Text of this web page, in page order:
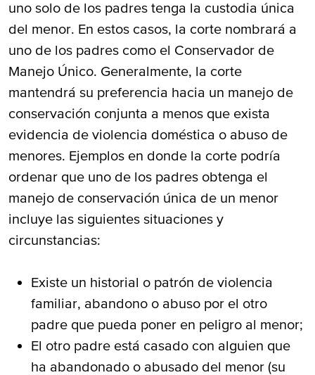
uno solo de los padres tenga la custodia única
del menor. En estos casos, la corte nombrará a
uno de los padres como el Conservador de
Manejo Único. Generalmente, la corte
mantendrá su preferencia hacia un manejo de
conservación conjunta a menos que exista
evidencia de violencia doméstica o abuso de
menores. Ejemplos en donde la corte podría
ordenar que uno de los padres obtenga el
manejo de conservación única de un menor
incluye las siguientes situaciones y
circunstancias:
Existe un historial o patrón de violencia
familiar, abandono o abuso por el otro
padre que pueda poner en peligro al menor;
El otro padre está casado con alguien que
ha abandonado o abusado del menor (su